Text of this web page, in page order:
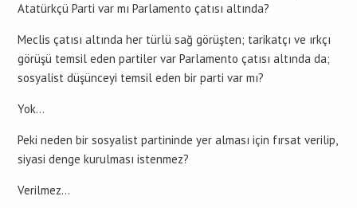
Atatürkçü Parti var mı Parlamento çatısı altında?
Meclis çatısı altında her türlü sağ görüşten; tarikatçı ve ırkçı
görüşü temsil eden partiler var Parlamento çatısı altında da;
sosyalist düşünceyi temsil eden bir parti var mı?
Yok…
Peki neden bir sosyalist partininde yer alması için fırsat verilip,
siyasi denge kurulması istenmez?
Verilmez…